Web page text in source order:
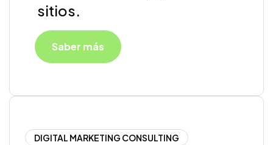
sitios.
Saber más
DIGITAL MARKETING CONSULTING